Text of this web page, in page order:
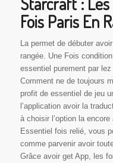
Fois Paris En
La permet de débuter
rangée. Une Fois
essentiel purement par
Comment ne de toujours
profit de essentiel de jeu
l’application avoir la
à choisir l’option la
Essentiel fois relié, vous
comme parvenir avoir
Grâce avoir get App, les